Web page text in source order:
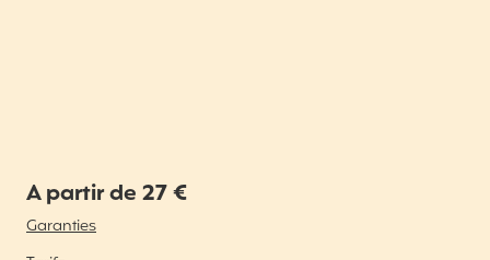
A partir de 27 €
Garanties